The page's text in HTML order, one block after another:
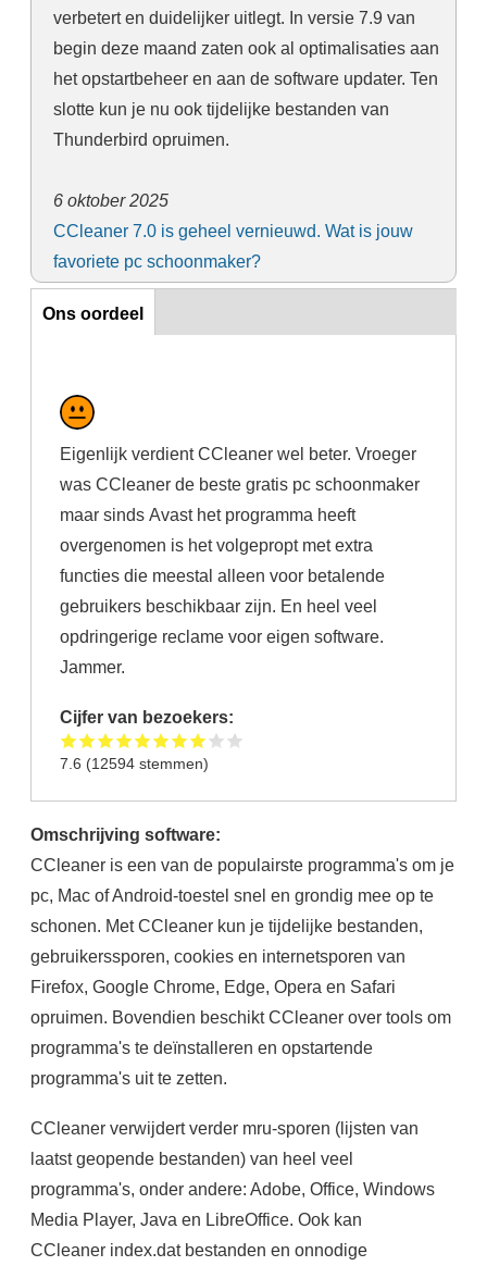
verbetert en duidelijker uitlegt. In versie 7.9 van
begin deze maand zaten ook al optimalisaties aan
het opstartbeheer en aan de software updater. Ten
slotte kun je nu ook tijdelijke bestanden van
Thunderbird opruimen.
6 oktober 2025
CCleaner 7.0 is geheel vernieuwd. Wat is jouw
favoriete pc schoonmaker?
Ons oordeel
Ons oordeel
Eigenlijk verdient CCleaner wel beter. Vroeger
was CCleaner de beste gratis pc schoonmaker
maar sinds Avast het programma heeft
overgenomen is het volgepropt met extra
functies die meestal alleen voor betalende
gebruikers beschikbaar zijn. En heel veel
opdringerige reclame voor eigen software.
Jammer.
Cijfer van bezoekers:
7.6 (12594 stemmen)
Omschrijving software:
CCleaner is een van de populairste programma's om je
pc, Mac of Android-toestel snel en grondig mee op te
schonen. Met CCleaner kun je tijdelijke bestanden,
gebruikerssporen, cookies en internetsporen van
Firefox, Google Chrome, Edge, Opera en Safari
opruimen. Bovendien beschikt CCleaner over tools om
programma's te deïnstalleren en opstartende
programma's uit te zetten.
CCleaner verwijdert verder mru-sporen (lijsten van
laatst geopende bestanden) van heel veel
programma's, onder andere: Adobe, Office, Windows
Media Player, Java en LibreOffice. Ook kan
CCleaner index.dat bestanden en onnodige